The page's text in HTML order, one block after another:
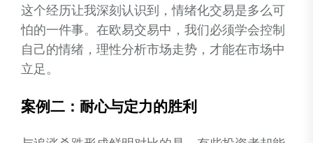
这个经历让我深刻认识到，情绪化交易是多么可
怕的一件事。在欧易交易中，我们必须学会控制
自己的情绪，理性分析市场走势，才能在市场中
立足。
案例二：耐心与定力的胜利